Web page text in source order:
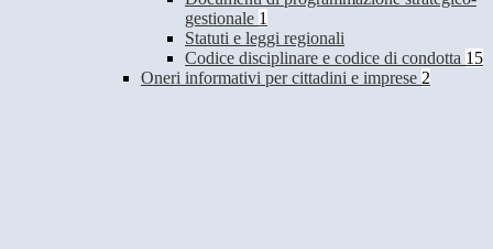
gestionale 1
Statuti e leggi regionali
Codice disciplinare e codice di condotta 15
Oneri informativi per cittadini e imprese 2